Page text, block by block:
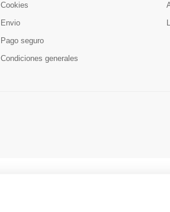
Cookies
Envio
Pago seguro
Condiciones generales